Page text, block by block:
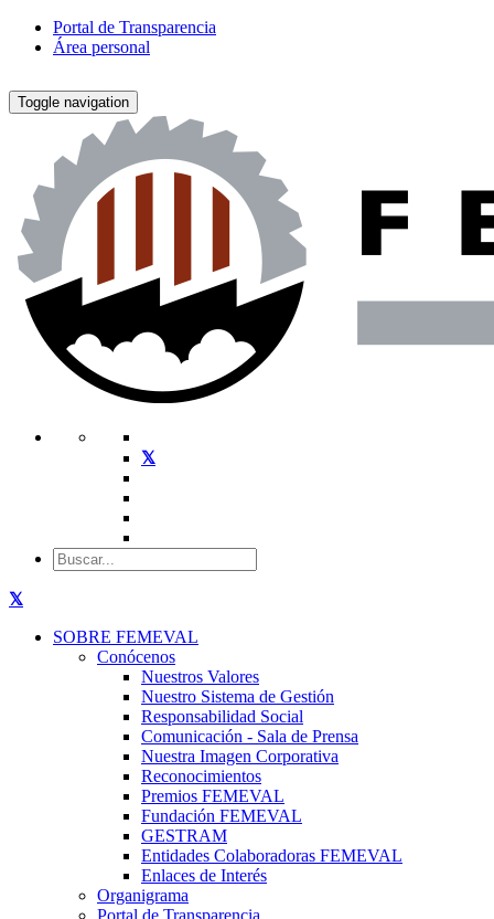
Portal de Transparencia
Área personal
Toggle navigation
SOBRE FEMEVAL
Conócenos
Nuestros Valores
Nuestro Sistema de Gestión
Responsabilidad Social
Comunicación - Sala de Prensa
Nuestra Imagen Corporativa
Reconocimientos
Premios FEMEVAL
Fundación FEMEVAL
GESTRAM
Entidades Colaboradoras FEMEVAL
Enlaces de Interés
Organigrama
Portal de Transparencia